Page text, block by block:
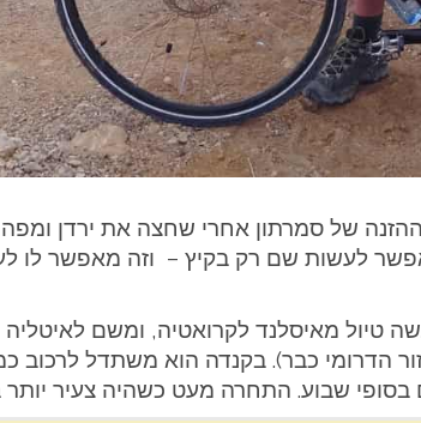
הגיע לתחנת ההזנה של סמרתון אחרי שחצה את
לעשות שם רק בקיץ – וזה מאפשר לו
טיול מאיסלנד לקרואטיה, ומשם
כבר). בקנדה הוא משתדל לרכוב
שבוע. התחרה מעט כשהיה צעיר יותר